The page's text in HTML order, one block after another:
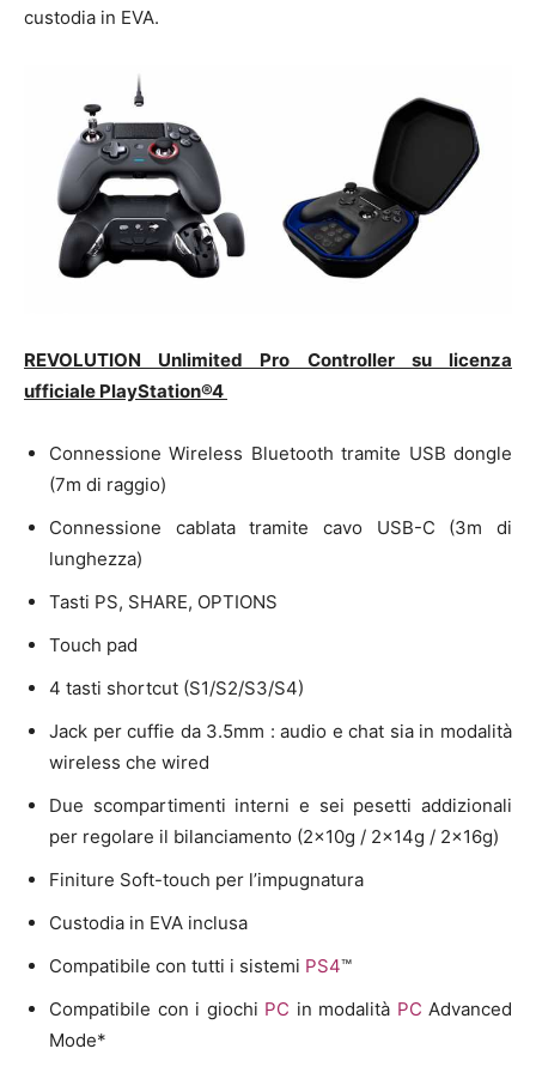
custodia in EVA.
REVOLUTION Unlimited Pro Controller su licenza
ufficiale PlayStation®4
Connessione Wireless Bluetooth tramite USB dongle
(7m di raggio)
Connessione cablata tramite cavo USB-C (3m di
lunghezza)
Tasti PS, SHARE, OPTIONS
Touch pad
4 tasti shortcut (S1/S2/S3/S4)
Jack per cuffie da 3.5mm : audio e chat sia in modalità
wireless che wired
Due scompartimenti interni e sei pesetti addizionali
per regolare il bilanciamento (2x10g / 2x14g / 2x16g)
Finiture Soft-touch per l’impugnatura
Custodia in EVA inclusa
Compatibile con tutti i sistemi PS4™
Compatibile con i giochi PC in modalità PC Advanced
Mode*